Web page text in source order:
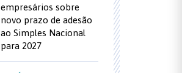
empresários sobre
novo prazo de adesão
ao Simples Nacional
para 2027